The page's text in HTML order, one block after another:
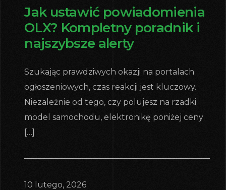
Jak ustawić powiadomienia
OLX? Kompletny poradnik i
najszybsze alerty
Szukając prawdziwych okazji na portalach
ogłoszeniowych, czas reakcji jest kluczowy.
Niezależnie od tego, czy polujesz na rzadki
model samochodu, elektronikę poniżej ceny
[…]
10 lutego, 2026